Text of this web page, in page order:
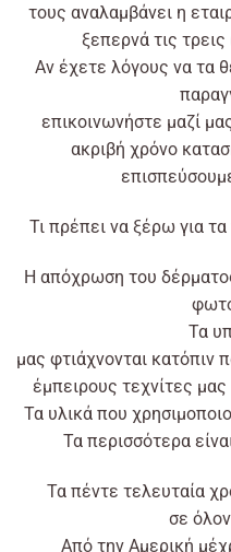
τους αναλαμβάνει η
ξεπερνά τις
Αν έχετε λόγους να τα
επικοινωνήστε μαζί
ακριβή χρόνο
Τι πρέπει να ξέρω για
Η απόχρωση του
Τα
μας φτιάχνονται κατόπιν
έμπειρους τεχνίτες
Τα υλικά που
Τα περισσότερα
Τα πέντε τελευταία
σε όλον
Απότην Αμερική